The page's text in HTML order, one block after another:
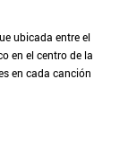
ubicada entre el
en el centro de la
en cada canción